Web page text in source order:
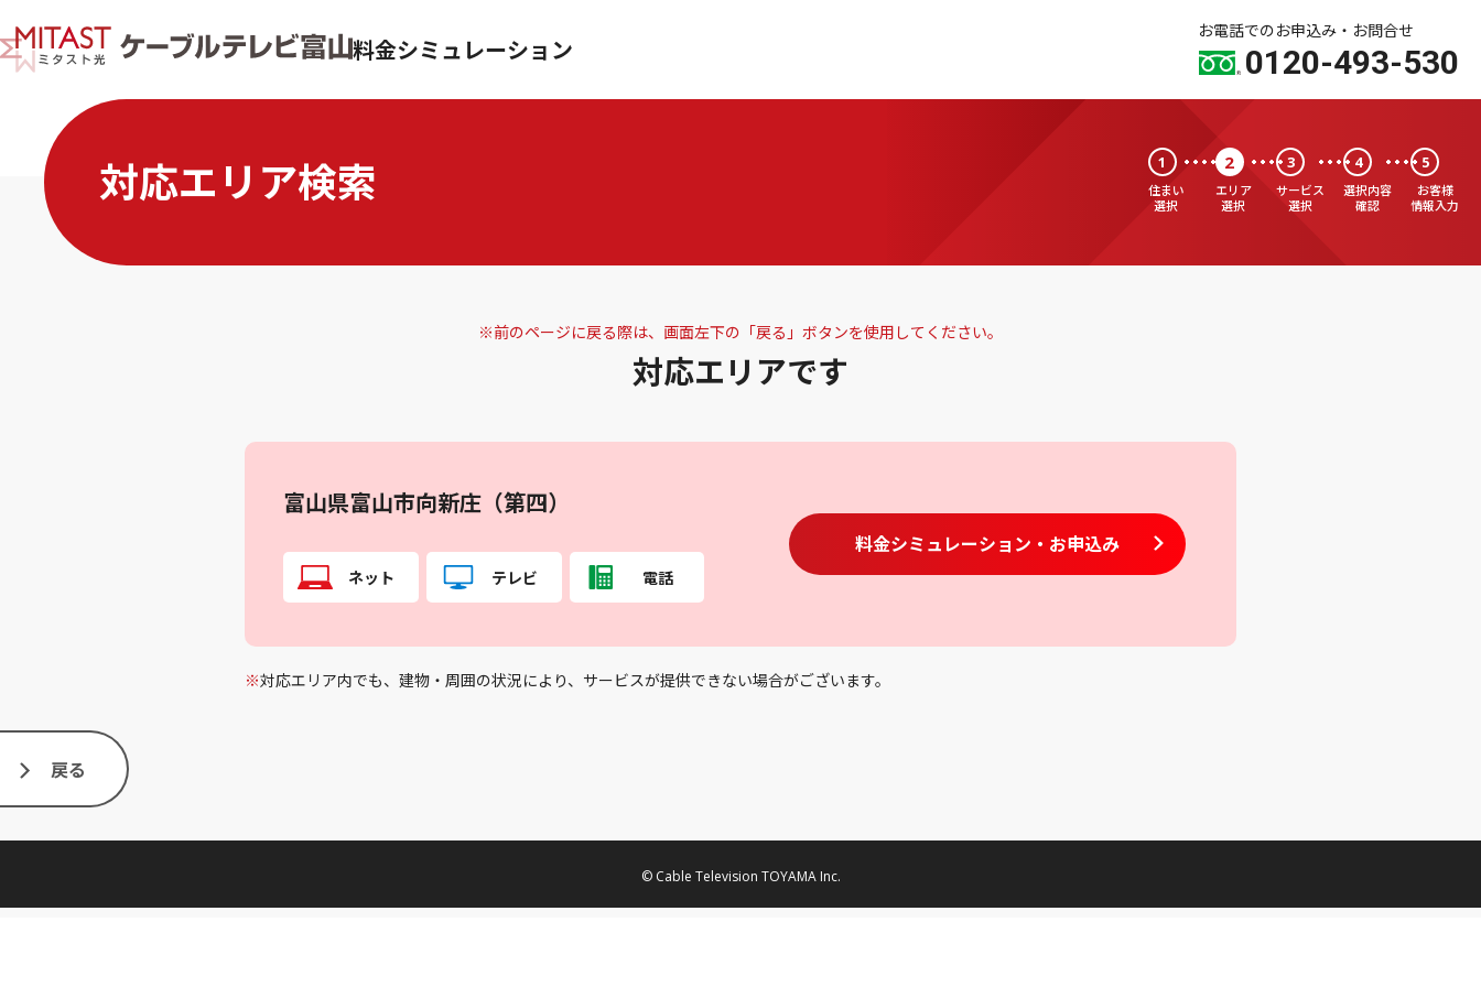
料金シミュレーション
お電話でのお申込み・お問合せ
0120-493-530
対応エリア検索 1
住まい
選択
2
エリア
選択
3
サービス
選択
4
選択内容
確認
5
お客様
情報入力
※前のページに戻る際は、画面左下の「戻る」ボタンを使用してください。
対応エリアです
富山県富山市向新庄（第四）
ネット テレビ 電話
料金シミュレーション ・お申込み
※対応エリア内でも、建物・周囲の状況により、サービスが提供できない場合がございます。
戻る
© Cable Television TOYAMA Inc.